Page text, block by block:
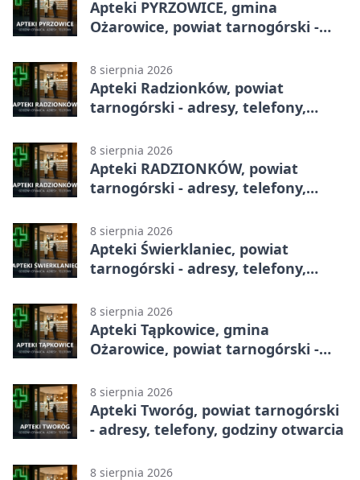
Apteki PYRZOWICE, gmina
Ożarowice, powiat tarnogórski -
8 sierpnia 2026
Apteki Radzionków, powiat
tarnogórski - adresy, telefony,
8 sierpnia 2026
Apteki RADZIONKÓW, powiat
tarnogórski - adresy, telefony,
8 sierpnia 2026
Apteki Świerklaniec, powiat
tarnogórski - adresy, telefony,
8 sierpnia 2026
Apteki Tąpkowice, gmina
Ożarowice, powiat tarnogórski -
8 sierpnia 2026
Apteki Tworóg, powiat tarnogórski
- adresy, telefony, godziny otwarcia
8 sierpnia 2026